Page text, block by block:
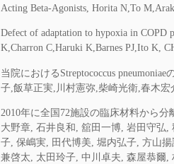
Acting Beta-Agonists, Horita N,To
Defect of adaptation to hypoxia in COPD
K,Charron C,Haruki K,Barnes PJ,Ito K,
当院におけるStreptococcus
子,飯草正実,川村憲弥,柴崎光衛,春木宏
2010年に全国72施設の臨床材料から
大野章, 石井良和, 舘田一博, 岩田守弘
子, 保嶋実, 田代博美, 堀内弘子, 方山
兼啓太, 太田玲子, 中川卓夫, 森屋恭爾